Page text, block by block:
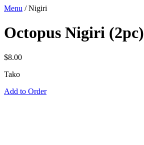
Menu /Nigiri
Octopus Nigiri (2pc)
$8.00
Tako
Add to Order